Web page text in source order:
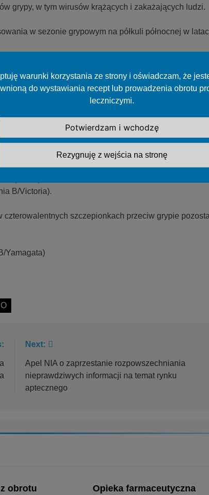
warunki korzystania ze strony i oświadczam, że
do wystawiania recept lub prowadzenia obrotu
leczniczymi.
Potwierdzam i wchodzę
Rezygnuję z wejścia na stronę
grypy, w tym wirusów krążących i zakażających ludzi.
w sezonie grypowym na półkuli północnej w
B/Victoria).
rekombinowanych lub kwasów nukleinowych
(H3N2)
B/Victoria).
szczepionkach przeciw grypie
Yamagata)
Next:
Apel NIA o zaprzestanie rozpowszechniania
nieprawdziwych informacji na temat rynku
aptecznego
obrotu Opieka farmaceutyczna